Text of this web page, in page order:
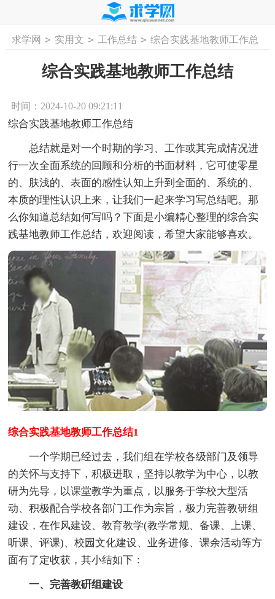
首页 工作计划 活动计划 学习计划
求学网 > 实用文 > 工作总结 > 综合实践基地教师工作总
综合实践基地教师工作总结
时间：2024-10-20 09:21:11
综合实践基地教师工作总结
总结就是对一个时期的学习、工作或其完成情况进
行一次全面系统的回顾和分析的书面材料，它可使零星
的、肤浅的、表面的感性认知上升到全面的、系统的、
本质的理性认识上来，让我们一起来学习写总结吧。那
么你知道总结如何写吗？下面是小编精心整理的综合实
践基地教师工作总结，欢迎阅读，希望大家能够喜欢。
综合实践基地教师工作总结1
一个学期已经过去，我们组在学校各级部门及领导
的关怀与支持下，积极进取，坚持以教学为中心，以教
研为先导，以课堂教学为重点，以服务于学校大型活
动、积极配合学校各部门工作为宗旨，极力完善教研组
建设，在作风建设、教育教学(教学常规、备课、上课、
听课、评课)、校园文化建设、业务进修、课余活动等方
面有了定收获，其小结如下：
一、完善教硏组建设